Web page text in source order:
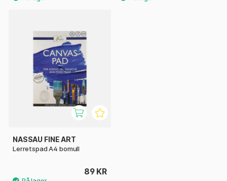
NASSAU FINE ART
Lerretspad A4 bomull
89 KR